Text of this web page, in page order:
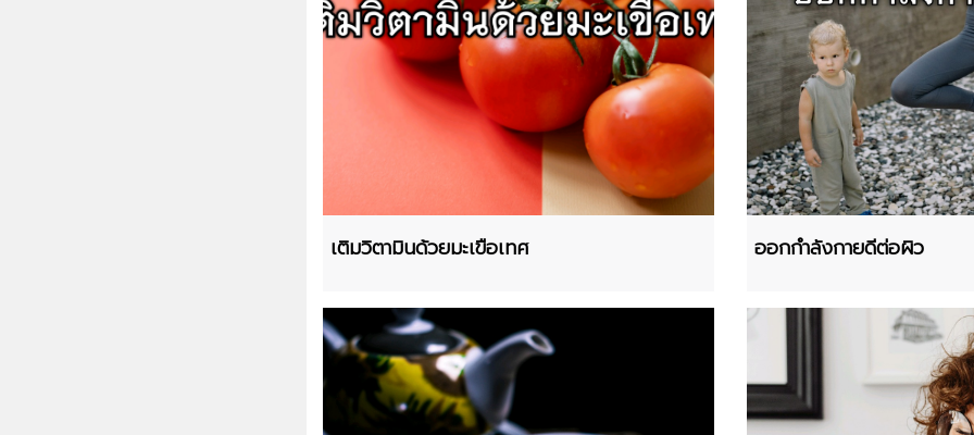
เติมวิตามินด้วยมะเขือเทศ ออกกำลังกายดีต่อผิว